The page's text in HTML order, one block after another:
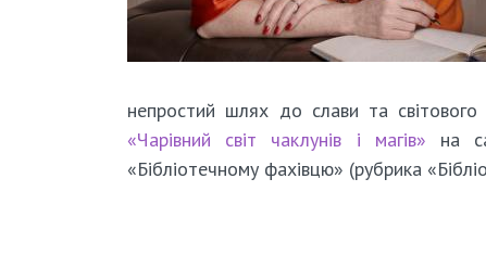
непростий шлях до слави та світового
«Чарівний світ чаклунів і магів» на
«Бібліотечному фахівцю» (рубрика